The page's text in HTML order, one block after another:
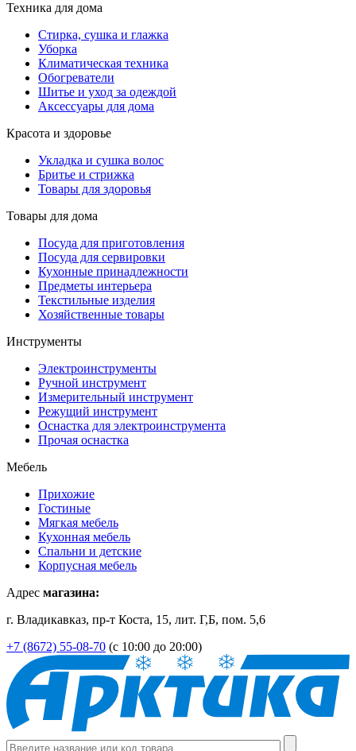
Техника для дома
Стирка, сушка и глажка
Уборка
Климатическая техника
Обогреватели
Шитье и уход за одеждой
Аксессуары для дома
Красота и здоровье
Укладка и сушка волос
Бритье и стрижка
Товары для здоровья
Товары для дома
Посуда для приготовления
Посуда для сервировки
Кухонные принадлежности
Предметы интерьера
Текстильные изделия
Хозяйственные товары
Инструменты
Электроинструменты
Ручной инструмент
Измерительный инструмент
Режущий инструмент
Оснастка для электроинструмента
Прочая оснастка
Мебель
Прихожие
Гостиные
Мягкая мебель
Кухонная мебель
Спальни и детские
Корпусная мебель
Адрес магазина:
г. Владикавказ, пр-т Коста, 15, лит. Г,Б, пом. 5,6
+7 (8672) 55-08-70 (с 10:00 до 20:00)